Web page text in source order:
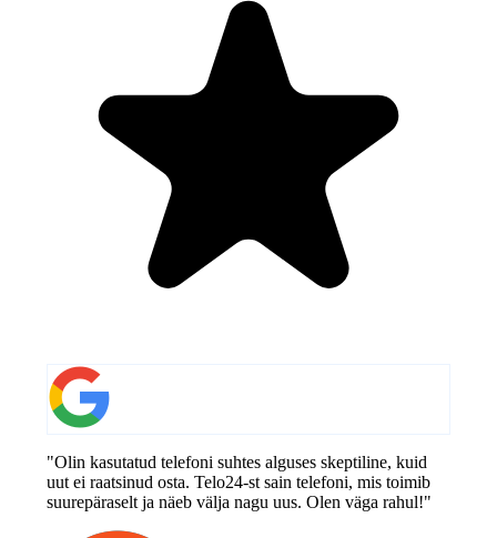
"Olin kasutatud telefoni suhtes alguses skeptiline, kuid
uut ei raatsinud osta. Telo24-st sain telefoni, mis toimib
suurepäraselt ja näeb välja nagu uus. Olen väga rahul!"